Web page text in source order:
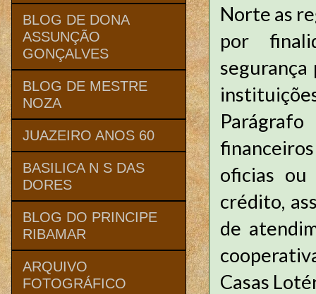
Norte as
por
segurança
oficias ou
crédito,
de
Casas
BLOG DE DONA
ASSUNÇÃO
GONÇALVES
BLOG DE MESTRE
NOZA
JUAZEIRO ANOS 60
BASILICA N S DAS
DORES
BLOG DO PRINCIPE
RIBAMAR
ARQUIVO
FOTOGRÁFICO